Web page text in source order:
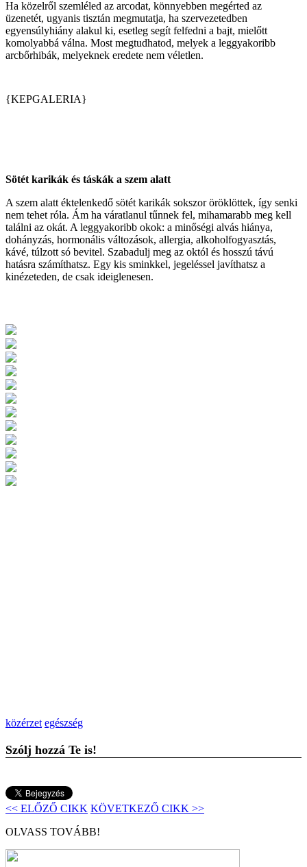
Ha közelről szemléled az arcodat, könnyebben megérted az
üzenetét, ugyanis tisztán megmutatja, ha szervezetedben
egyensúlyhiány alakul ki, esetleg segít felfedni a bajt, mielőtt
komolyabbá válna. Most megtudhatod, melyek a leggyakoribb
arcbőrhibák, melyeknek eredete nem véletlen.
{KEPGALERIA}
Sötét karikák és táskák a szem alatt
A szem alatt éktelenkedő sötét karikák sokszor öröklöttek, így senki
nem tehet róla. Ám ha váratlanul tűnnek fel, mihamarabb meg kell
találni az okát. A leggyakoribb okok: a minőségi alvás hiánya,
dohányzás, hormonális változások, allergia, alkoholfogyasztás,
kávé, túlzott só bevitel. Szabadulj meg az októl és hosszú távú
hatásra számíthatsz. Egy kis sminkkel, jegeléssel javíthatsz a
kinézeteden, de csak ideiglenesen.
közérzet egészség
Szólj hozzá Te is!
<< ELŐZŐ CIKK KÖVETKEZŐ CIKK >>
OLVASS TOVÁBB!